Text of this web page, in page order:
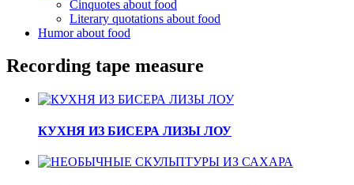
Cinquotes about food
Literary quotations about food
Humor about food
Recording tape measure
КУХНЯ ИЗ БИСЕРА ЛИЗЫ ЛОУ